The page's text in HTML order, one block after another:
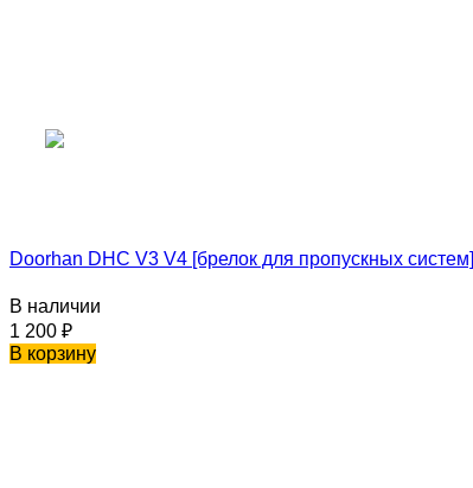
Doorhan DHC V3 V4 [брелок для пропускных систем]
В наличии
1 200 ₽
В корзину